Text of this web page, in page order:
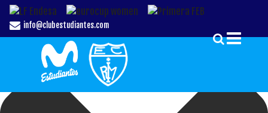
Gestionar el Consentimiento de las Cookies
info@clubestudiantes.com